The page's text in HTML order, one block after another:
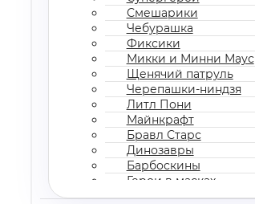
Смешарики
Чебурашка
Фиксики
Микки и Минни Маус
Щенячий патруль
Черепашки-ниндзя
Литл Пони
Майнкрафт
Бравл Старс
Динозавры
Барбоскины
Герои в масках
Все мультгерои